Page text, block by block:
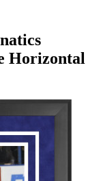
Horizontal